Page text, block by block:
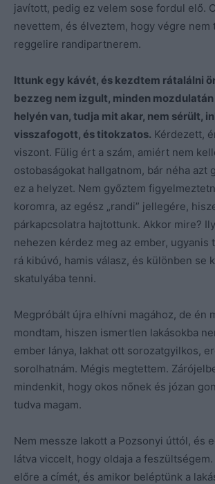
javított, pedig ez velem sose fordul elő.
nevettem, és élveztem, hogy végre nem
reggelire randipartnerem.
Ittunk egy kávét, és kezdtem rátalálni
bezzeg nem izgult, minden
helyén van, tudja mit akar, nem sérült,
visszafogott, és titokzatos. Kérdezett,
viszont. Fülig ért a szám, amiért nem
ostobaságokat hallgatnom, bár néha azt
ez a helyzet. Nem győztem
koromra, az egész „randi” jellegére,
párkapcsolatra hajtottunk. Akkor mire?
nehezen kérdez meg az ember, ugyanis
rá kibúvó, hamis válasz, és különben se
skatulyába tenni.
Megpróbált újra elhívni magához, de én
mondtam, hiszen ismertlen lakásokba
ember lánya, lakhat ott sorozatgyilkos,
sorolhatnám. Mégis megtettem.
mindenkit, hogy okos nőnek és józan
tudva magam.
Nem messze lakott a Pozsonyi úttól, és
látva viccelt, hogy oldaja a
előre a címét, és amikor beléptünk a